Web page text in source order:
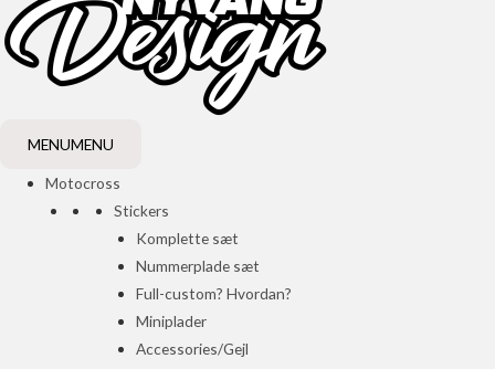
MENUMENU
Motocross
Stickers
Komplette sæt
Nummerplade sæt
Full-custom? Hvordan?
Miniplader
Accessories/Gejl